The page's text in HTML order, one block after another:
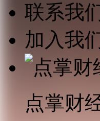
联系我
加入我
点掌财